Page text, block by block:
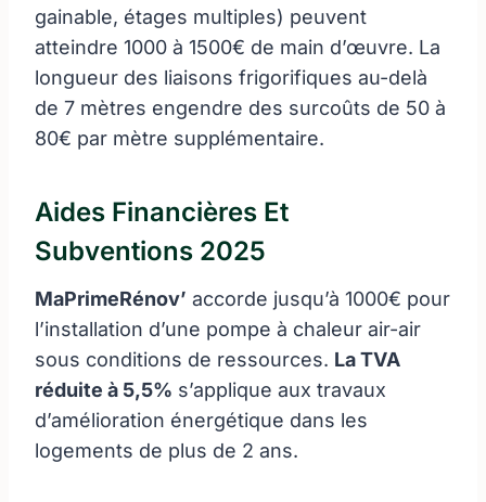
gainable, étages multiples) peuvent
atteindre 1000 à 1500€ de main d’œuvre. La
longueur des liaisons frigorifiques au-delà
de 7 mètres engendre des surcoûts de 50 à
80€ par mètre supplémentaire.
Aides Financières Et
Subventions 2025
MaPrimeRénov’ accorde jusqu’à 1000€ pour
l’installation d’une pompe à chaleur air-air
sous conditions de ressources. La TVA
réduite à 5,5% s’applique aux travaux
d’amélioration énergétique dans les
logements de plus de 2 ans.